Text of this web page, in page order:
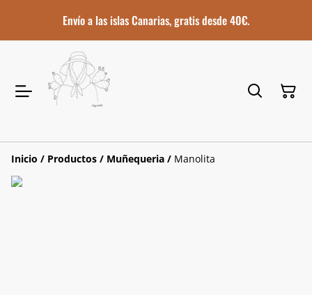
Envío a las islas Canarias, gratis desde 40€.
Inicio / Productos / Muñequeria / Manolita